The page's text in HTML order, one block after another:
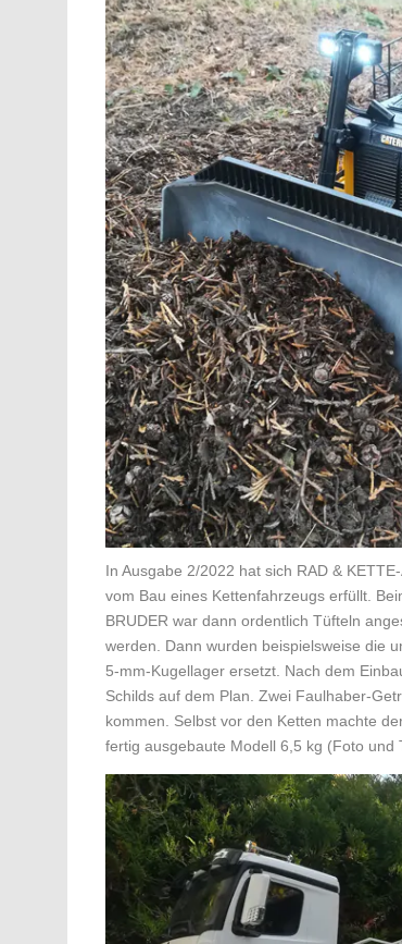
In Ausgabe 2/2022 hat sich RAD &
vom Bau eines Kettenfahrzeugs erfüllt.
BRUDER war dann ordentlich Tüfteln
werden. Dann wurden beispielsweise die
5-mm-Kugellager ersetzt. Nach dem
Schilds auf dem Plan. Zwei Faulhaber-
kommen. Selbst vor den Ketten machte
fertig ausgebaute Modell 6,5 kg (Foto und